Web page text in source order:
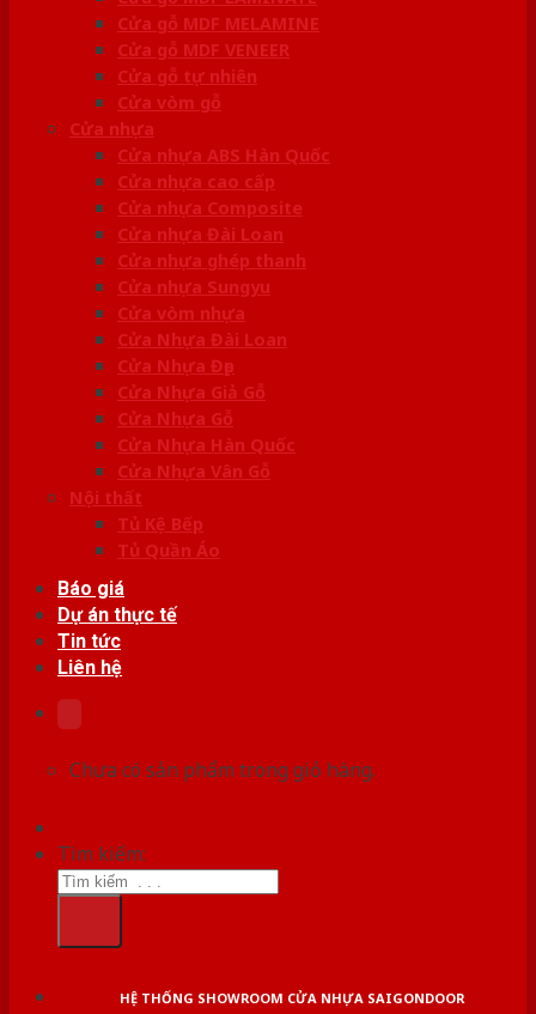
Cửa gỗ MDF MELAMINE
Cửa gỗ MDF VENEER
Cửa gỗ tự nhiên
Cửa vòm gỗ
Cửa nhựa
Cửa nhựa ABS Hàn Quốc
Cửa nhựa cao cấp
Cửa nhựa Composite
Cửa nhựa Đài Loan
Cửa nhựa ghép thanh
Cửa nhựa Sungyu
Cửa vòm nhựa
Cửa Nhựa Đài Loan
Cửa Nhựa Đẹp
Cửa Nhựa Giả Gỗ
Cửa Nhựa Gỗ
Cửa Nhựa Hàn Quốc
Cửa Nhựa Vân Gỗ
Nội thất
Tủ Kệ Bếp
Tủ Quần Áo
Báo giá
Dự án thực tế
Tin tức
Liên hệ
Chưa có sản phẩm trong giỏ hàng.
Tìm kiếm:
HỆ THỐNG SHOWROOM CỬA NHỰA SAIGONDOOR